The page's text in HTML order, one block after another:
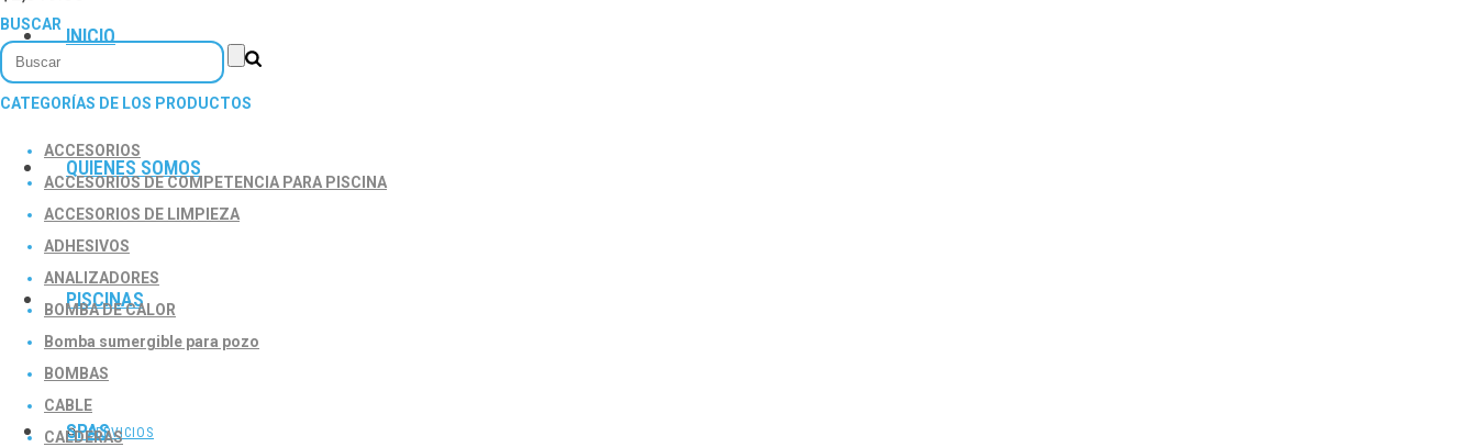
INICIO
QUIENES SOMOS
PISCINAS
SERVICIOS
SPAS
BUSCAR
CATEGORÍAS DE LOS PRODUCTOS
ACCESORIOS
ACCESORIOS DE COMPETENCIA PARA PISCINA
ACCESORIOS DE LIMPIEZA
ADHESIVOS
ANALIZADORES
BOMBA DE CALOR
Bomba sumergible para pozo
BOMBAS
CABLE
CALDERAS